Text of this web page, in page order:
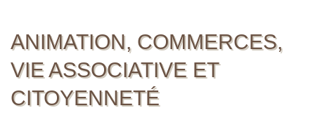
ANIMATION, COMMERCES,
VIE ASSOCIATIVE ET
CITOYENNETÉ